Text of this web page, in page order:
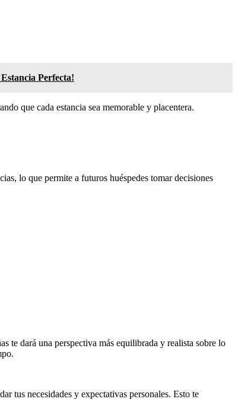
Perfecta!
que cada estancia sea memorable y placentera.
lo que permite a futuros huéspedes tomar decisiones
te dará una perspectiva más equilibrada y realista sobre lo
tus necesidades y expectativas personales. Esto te